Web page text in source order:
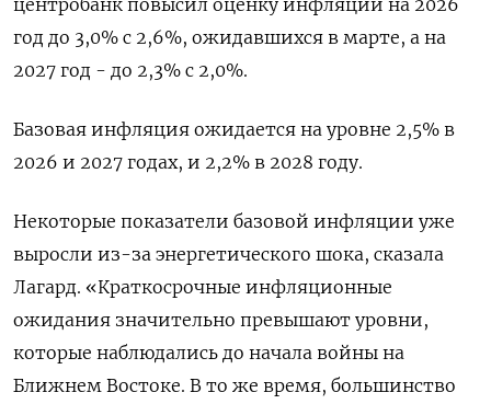
центробанк повысил оценку инфляции на 2026
год до 3,0% с 2,6%, ожидавшихся в марте, а на
2027 год - до 2,3% с 2,0%.
Базовая инфляция ожидается на уровне 2,5% в
2026 и 2027 годах, и 2,2% в 2028 году.
Некоторые показатели базовой инфляции уже
выросли из-за энергетического шока, сказала
Лагард. «Краткосрочные инфляционные
ожидания значительно превышают уровни,
которые наблюдались до начала войны на
Ближнем Востоке. В то же время, большинство